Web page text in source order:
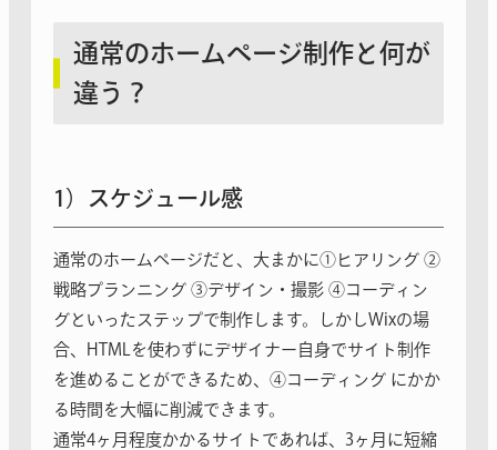
通常のホームページ制作と何が
違う？
1）スケジュール感
通常のホームページだと、大まかに①ヒアリング ②
戦略プランニング ③デザイン・撮影 ④コーディン
グといったステップで制作します。しかしWixの場
合、HTMLを使わずにデザイナー自身でサイト制作
を進めることができるため、④コーディング にかか
る時間を大幅に削減できます。
通常4ヶ月程度かかるサイトであれば、3ヶ月に短縮